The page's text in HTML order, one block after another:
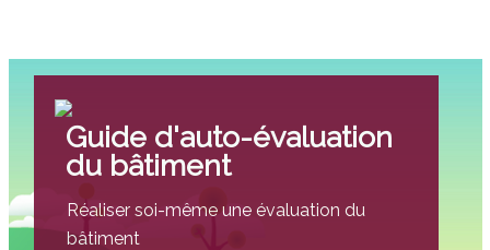
Guide d'auto-évaluation
du bâtiment
Réaliser soi-même une évaluation du
bâtiment